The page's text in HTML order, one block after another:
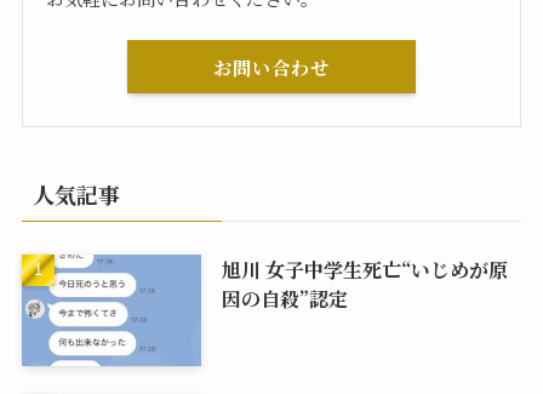
お問い合わせ
人気記事
旭川 女子中学生死亡“いじめが原
因の自殺”認定